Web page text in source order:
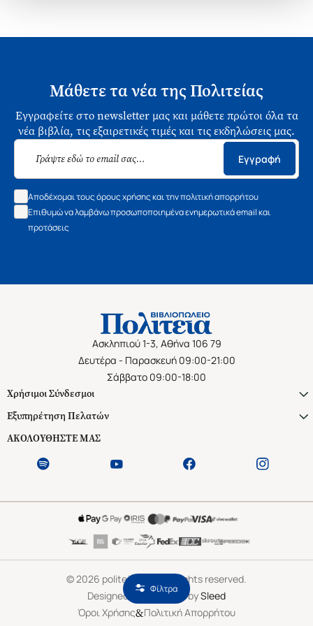
Φίλτρα
Μάθετε τα νέα της Πολιτείας
Εγγραφείτε στο newsletter μας και μάθετε πρώτοι όλα τα
νέα βιβλία, τις εξαιρετικές τιμές και τις εκδηλώσεις μας.
Εγγραφή
Αποδέχομαι τους όρους χρήσης και την πολιτική απορρήτου
Επιθυμώ να λαμβάνω προσωποποιημένα ενημερωτικά email και
προτάσεις
Ασκληπιού 1-3, Αθήνα 106 79
Δευτέρα - Παρασκευή 09:00-21:00
Σάββατο 09:00-18:00
Χρήσιμοι Σύνδεσμοι
Εξυπηρέτηση Πελατών
ΑΚΟΛΟΥΘΗΣΤΕ ΜΑΣ
©2026 politeianet.gr All rights reserved.
Designed & Developed bySleed
Όροι Χρήσης&Πολιτική Απορρήτου